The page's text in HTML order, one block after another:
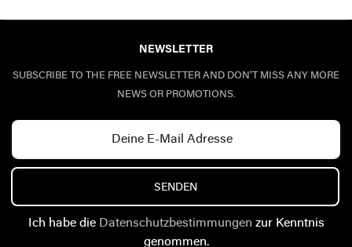
NEWSLETTER
SUBSCRIBE TO THE FREE NEWSLETTER AND DON'T MISS ANY MORE
NEWS OR PROMOTIONS.
SENDEN
Ich habe die Datenschutzbestimmungen zur Kenntnis
genommen.